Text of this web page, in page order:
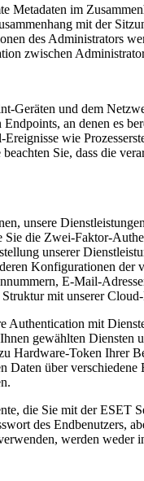
Metadaten im
mit der
des Administrators
zwischen
Geräten und dem
an denen es
wie
beachten Sie, dass die
unsere
die Zwei-Faktor-
unserer
Konfigurationen
E-Mail-
mit unserer
Authentication mit
gewählten
Hardware-Token Ihrer
Daten über
die Sie mit der
des Endbenutzers,
werden weder